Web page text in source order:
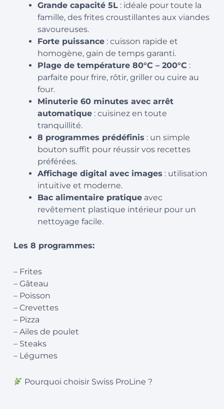
Grande capacité 5L: idéale pour toute la
famille, des frites croustillantes aux viandes
savoureuses.
Forte puissance: cuisson rapide et
homogène, gain de temps garanti.
Plage de température 80°C – 200°C :
parfaite pour frire, rôtir, griller ou cuire au
four.
Minuterie 60 minutes avec arrêt
automatique: cuisinez en toute
tranquillité.
8 programmes prédéfinis : un simple
bouton suffit pour réussir vos recettes
préférées.
Affichage digital avec images : utilisation
intuitive et moderne.
Bac alimentaire pratiqueavec
revêtement plastique intérieur pour un
nettoyage facile.
Les 8 programmes:
– Frites
– Gâteau
– Poisson
– Crevettes
– Pizza
– Ailes de poulet
– Steaks
– Légumes
Pourquoi choisir Swiss ProLine ?